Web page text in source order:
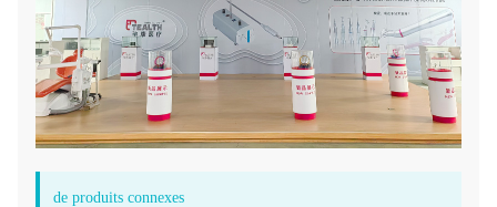
de produits connexes